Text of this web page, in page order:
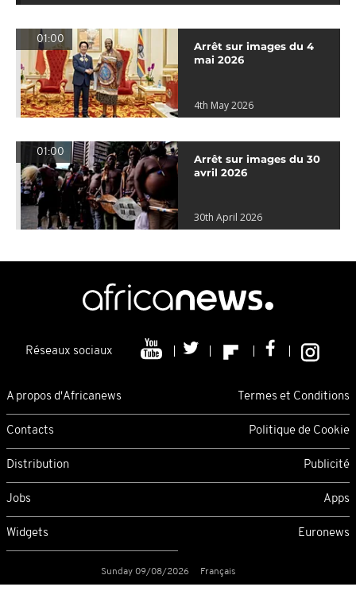
01:00
Arrêt sur images du 4
mai 2026
4th May 2026
01:00
Arrêt sur images du 30
avril 2026
30th April 2026
Réseaux sociaux
A propos d'Africanews Termes et Conditions
Contacts Politique de Cookie
Distribution Publicité
Jobs Apps
Widgets Euronews
Sunday 09/08/2026